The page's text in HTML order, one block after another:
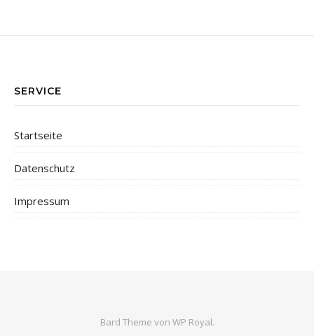
SERVICE
Startseite
Datenschutz
Impressum
Bard Theme von WP Royal.